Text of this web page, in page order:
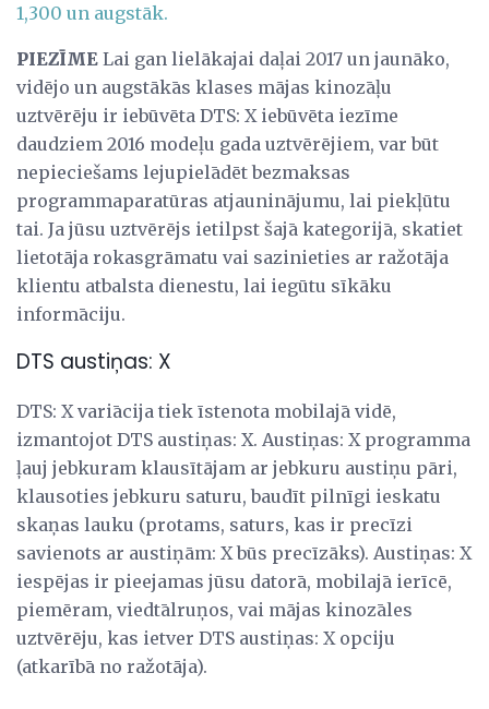
1,300 un augstāk.
PIEZĪME Lai gan lielākajai daļai 2017 un jaunāko,
vidējo un augstākās klases mājas kinozāļu
uztvērēju ir iebūvēta DTS: X iebūvēta iezīme
daudziem 2016 modeļu gada uztvērējiem, var būt
nepieciešams lejupielādēt bezmaksas
programmaparatūras atjauninājumu, lai piekļūtu
tai. Ja jūsu uztvērējs ietilpst šajā kategorijā, skatiet
lietotāja rokasgrāmatu vai sazinieties ar ražotāja
klientu atbalsta dienestu, lai iegūtu sīkāku
informāciju.
DTS austiņas: X
DTS: X variācija tiek īstenota mobilajā vidē,
izmantojot DTS austiņas: X. Austiņas: X programma
ļauj jebkuram klausītājam ar jebkuru austiņu pāri,
klausoties jebkuru saturu, baudīt pilnīgi ieskatu
skaņas lauku (protams, saturs, kas ir precīzi
savienots ar austiņām: X būs precīzāks). Austiņas: X
iespējas ir pieejamas jūsu datorā, mobilajā ierīcē,
piemēram, viedtālruņos, vai mājas kinozāles
uztvērēju, kas ietver DTS austiņas: X opciju
(atkarībā no ražotāja).